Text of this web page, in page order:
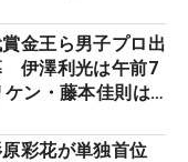
金王ら男子プロ出
伊澤利光は午前7
ン・藤本佳則は
OPEN】
原彩花が単独首位